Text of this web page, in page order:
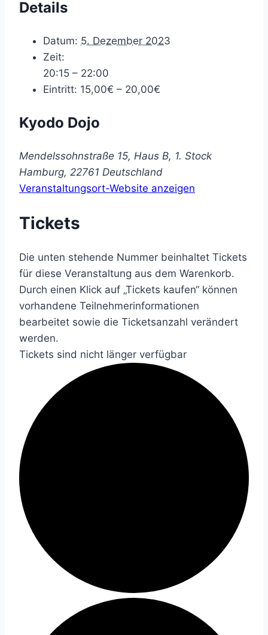
Details
Datum: 5. Dezember 2023
Zeit:
20:15 – 22:00
Eintritt: 15,00€ – 20,00€
Kyodo Dojo
Mendelssohnstraße 15, Haus B, 1. Stock
Hamburg, 22761 Deutschland
Veranstaltungsort-Website anzeigen
Tickets
Die unten stehende Nummer beinhaltet Tickets
für diese Veranstaltung aus dem Warenkorb.
Durch einen Klick auf „Tickets kaufen“ können
vorhandene Teilnehmerinformationen
bearbeitet sowie die Ticketsanzahl verändert
werden.
Tickets sind nicht länger verfügbar